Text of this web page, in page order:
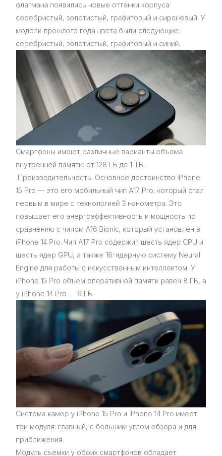
флагмана появились новые оттенки корпуса:
серебристый, золотистый, графитовый и сиреневый. У
модели прошлого года цвета были следующие:
серебристый, золотистый, графитовый и синий.
Смартфоны имеют различные варианты объема
внутренней памяти: от 128 ГБ до 1 ТБ.
Производительность. Основное достоинство iPhone
15 Pro — это его мобильный чип A17 Pro, который стал
первым в мире с технологией 3 нанометра. Это
повышает его энергоэффективность и мощность по
сравнению с чипом A16 Bionic, который установлен в
iPhone 14 Pro. Чип A17 Pro содержит шесть ядер CPU и
шесть ядер GPU, а также 16-ядерную систему Neural
Engine для работы с искусственным интеллектом. У
iPhone 15 Pro объем оперативной памяти равен 8 ГБ, а
у iPhone 14 Pro — 6 ГБ.
Система камер у iPhone 15 Pro и iPhone 14 Pro имеет
три модуля: главный, с большим углом обзора и для
приближения.
Модуль съемки у обоих смартфонов обладает